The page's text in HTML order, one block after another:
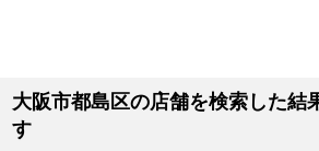
大阪市都島区の店舗を検索した結
す